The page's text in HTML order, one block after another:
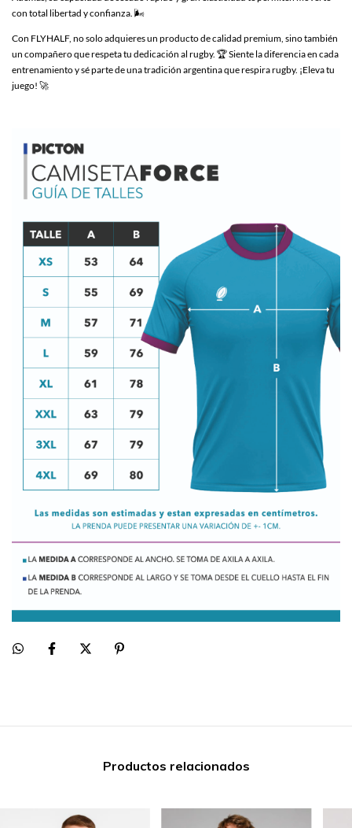
con total libertad y confianza. 🌬️
Con FLYHALF, no solo adquieres un producto de calidad premium, sino también
un compañero que respeta tu dedicación al rugby. 🏆 Siente la diferencia en cada
entrenamiento y sé parte de una tradición argentina que respira rugby. ¡Eleva tu
juego! 🚀
Productos relacionados